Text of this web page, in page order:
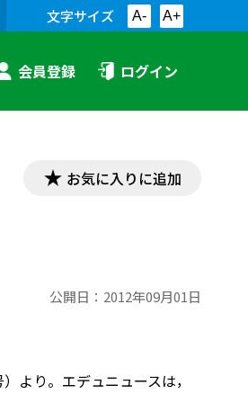
文字サイズ A- A+
会員登録 ログイン
お気に入りに追加
公開日： 2012年09月01日
より。エデュニュースは，